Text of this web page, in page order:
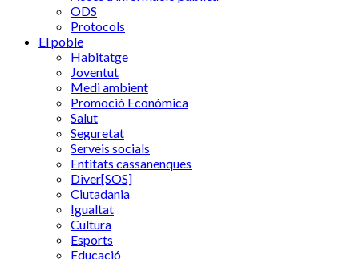
ODS
Protocols
El poble
Habitatge
Joventut
Medi ambient
Promoció Econòmica
Salut
Seguretat
Serveis socials
Entitats cassanenques
Diver[SOS]
Ciutadania
Igualtat
Cultura
Esports
Educació